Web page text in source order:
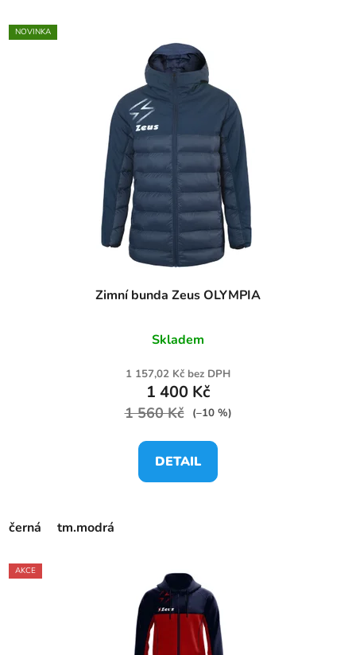
NOVINKA
Zimní bunda Zeus OLYMPIA
Skladem
1 157,02 Kč bez DPH
1 400 Kč
1 560 Kč (–10 %)
DETAIL
černá tm.modrá
AKCE